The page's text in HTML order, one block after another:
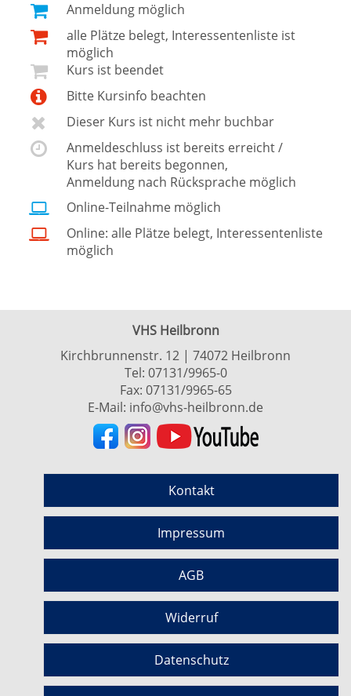
Anmeldung möglich
alle Plätze belegt, Interessentenliste ist
möglich
Kurs ist beendet
Bitte Kursinfo beachten
Dieser Kurs ist nicht mehr buchbar
Anmeldeschluss ist bereits erreicht /
Kurs hat bereits begonnen,
Anmeldung nach Rücksprache möglich
Online-Teilnahme möglich
Online: alle Plätze belegt, Interessentenliste
möglich
VHS Heilbronn
Kirchbrunnenstr. 12 | 74072 Heilbronn
Tel: 07131/9965-0
Fax: 07131/9965-65
E-Mail: info@vhs-heilbronn.de
Kontakt
Impressum
AGB
Widerruf
Datenschutz